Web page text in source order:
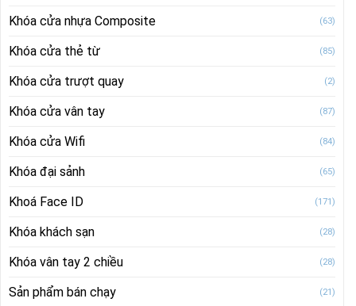
Khóa cửa nhựa Composite (63)
Khóa cửa thẻ từ (85)
Khóa cửa trượt quay (2)
Khóa cửa vân tay (87)
Khóa cửa Wifi (84)
Khóa đại sảnh (65)
Khoá Face ID (171)
Khóa khách sạn (28)
Khóa vân tay 2 chiều (28)
Sản phẩm bán chạy (21)